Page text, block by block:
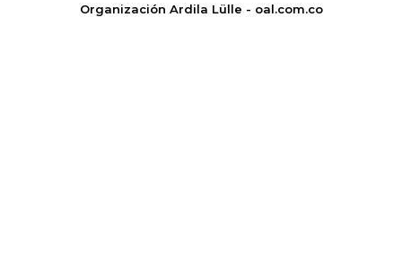
Organización Ardila Lülle - oal.com.co